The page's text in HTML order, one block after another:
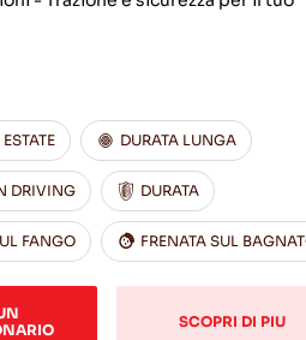
ESTATE DURATA LUNGA
DRIVING DURATA
FANGO FRENATA SUL
SCOPRI DI PIU